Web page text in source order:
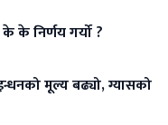
के निर्णय गर्यो ?
मूल्य बढ्यो, ग्यासको